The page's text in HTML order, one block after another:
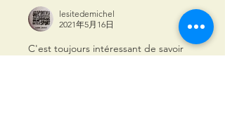
lesitedemichel
2021年5月16日
C'est toujours intéressant de savoir